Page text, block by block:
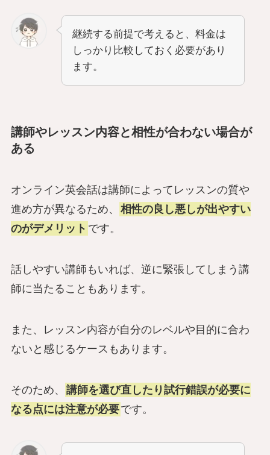
継続する前提で考えると、料金は
しっかり比較しておく必要があり
ます。
講師やレッスン内容と相性が合わない場合が
ある
オンライン英会話は講師によってレッスンの質や
進め方が異なるため、
相性の良し悪しが出やすい
のがデメリット です。
話しやすい講師もいれば、逆に緊張してしまう講
師に当たることもあります。
また、レッスン内容が自分のレベルや目的に合わ
ないと感じるケースもあります。
そのため、
講師を選び直したり試行錯誤が必要に
なる点には注意が必要です。